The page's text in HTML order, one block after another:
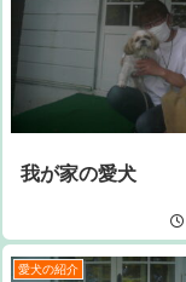
我が家の愛犬
愛犬の紹介